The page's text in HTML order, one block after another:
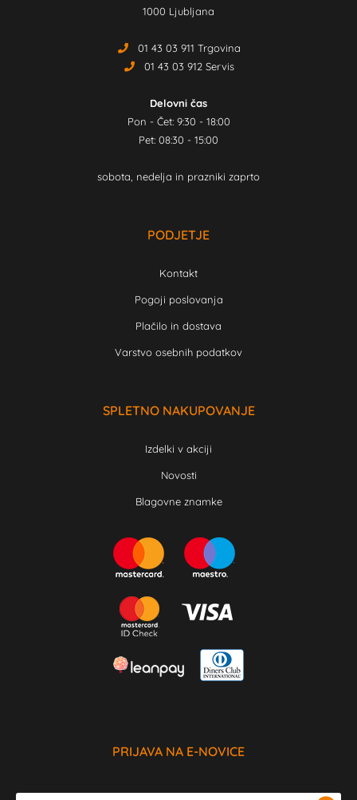
1000 Ljubljana
01 43 03 911 Trgovina
01 43 03 912 Servis
Delovni čas
Pon - Čet: 9:30 - 18:00
Pet: 08:30 - 15:00
sobota, nedelja in prazniki zaprto
PODJETJE
Kontakt
Pogoji poslovanja
Plačilo in dostava
Varstvo osebnih podatkov
SPLETNO NAKUPOVANJE
Izdelki v akciji
Novosti
Blagovne znamke
PRIJAVA NA E-NOVICE